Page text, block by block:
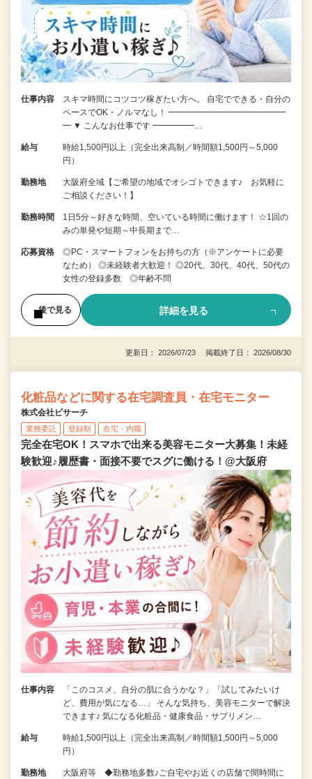
仕事内容
スキマ時間にコツコツ稼ぎたい方へ。 自宅でできる・自分の
ペースでOK・ノルマなし！ ━━━━━━━━━━━━━━
━ ▼ こんなお仕事です ━━━━━…
給与
時給1,500円以上（完全出来高制／時間額1,500円～5,000
円）
勤務地
大阪府全域【ご希望の地域でオシゴトできます♪ お気軽に
ご相談ください！】
勤務時間
1日5分～好きな時間、空いている時間に働けます！ ☆1回の
みの単発や短期～中長期まで…
応募資格
◎PC・スマートフォンをお持ちの方（※アンケートに必要
なため） ◎未経験者大歓迎！ ◎20代、30代、40代、50代の
女性の登録多数 ◎年齢不問
後で見る 詳細を見る
更新日： 2026/07/23 掲載終了日： 2026/08/30
化粧品などに関する在宅調査員・在宅モニター
株式会社ビサーチ
業務委託 登録制 在宅・内職
完全在宅OK！スマホで出来る美容モニター大募集！未経
験歓迎♪履歴書・面接不要でスグに働ける！@大阪府
仕事内容
「このコスメ、自分の肌に合うかな？」「試してみたいけ
ど、費用が気になる…」 そんな気持ち、美容モニターで解決
できます♪ 気になる化粧品・健康食品・サプリメン…
給与
時給1,500円以上（完全出来高制／時間額1,500円～5,000
円）
勤務地
大阪府等 ◆勤務地多数♪ご自宅やお近くの店舗で間時間に